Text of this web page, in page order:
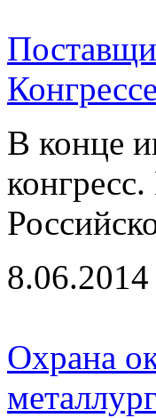
В конце
8.06.2014
Охрана